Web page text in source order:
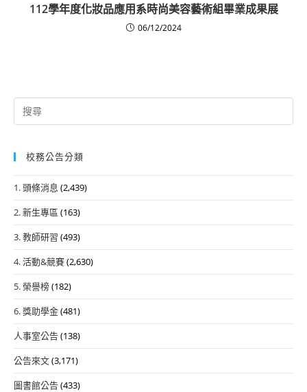
112學年度化妝品應用系時尚美容藝術組畢業成果展
06/12/2024
Search
for:
校務公告分類
1. 頭條消息 (2,439)
2. 新生專區 (163)
3. 教師研習 (493)
4. 活動&競賽(2,630)
5. 榮譽榜(182)
6. 獎助學金(481)
人事室公告(138)
公告來文(3,171)
圖書館公告(433)